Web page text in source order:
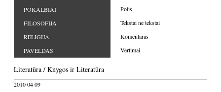
POKALBIAI
FILOSOFIJA
RELIGIJA
PAVELDAS
Polis
Tekstai ne tekstai
Komentaras
Vertimai
Literatūra / Knygos ir Literatūra
2010 04 09